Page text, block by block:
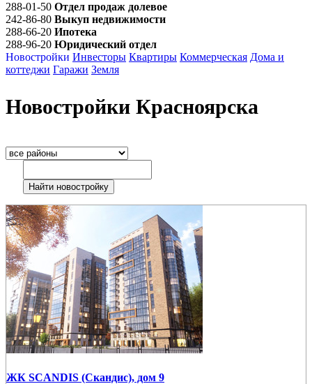
288-01-50 Отдел продаж долевое
242-86-80 Выкуп недвижимости
288-66-20 Ипотека
288-96-20 Юридический отдел
Новостройки Инвесторы Квартиры Коммерческая Дома и
коттеджи Гаражи Земля
Новостройки Красноярска
ЖК SCANDIS (Скандис), дом 9